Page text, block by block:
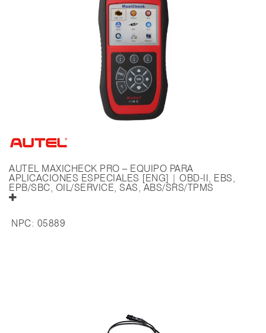
AUTEL MAXICHECK PRO – EQUIPO PARA
APLICACIONES ESPECIALES [ENG] | OBD-II, EBS,
EPB/SBC, OIL/SERVICE, SAS, ABS/SRS/TPMS
NPC: 05889